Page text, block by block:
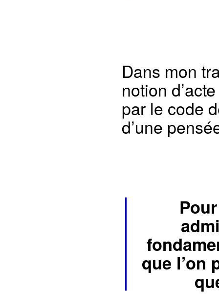
Dans mon
notion
par le code
d’une
que l’on